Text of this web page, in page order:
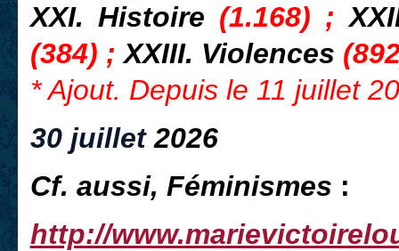
XXI. Histoire (1.168) ;
(384) ;XXIII. Violences
* Ajout. Depuis le 11 juillet
30 juillet2026
Cf. aussi, Féminismes :
http://